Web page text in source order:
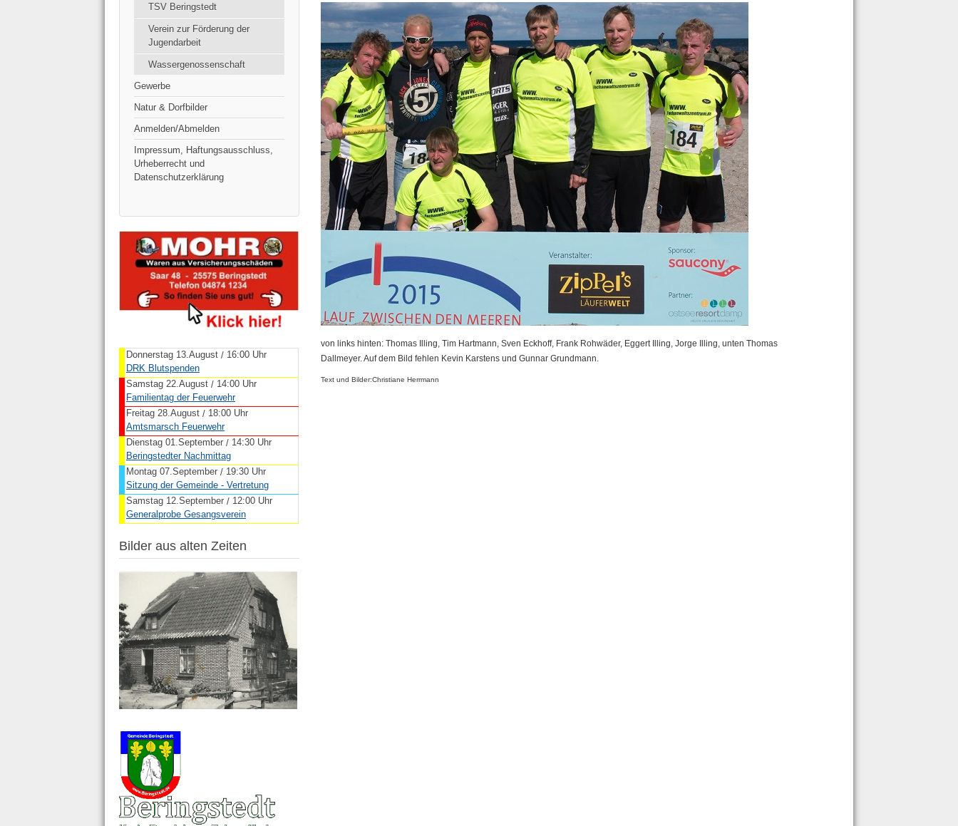
TSV Beringstedt
Verein zur Förderung der
Jugendarbeit
Wassergenossenschaft
Gewerbe
Natur & Dorfbilder
Anmelden/Abmelden
Impressum, Haftungsausschluss,
Urheberrecht und
Datenschutzerklärung
Donnerstag 13.August / 16:00 Uhr
DRK Blutspenden
Samstag 22.August / 14:00 Uhr
Familientag der Feuerwehr
Freitag 28.August / 18:00 Uhr
Amtsmarsch Feuerwehr
Dienstag 01.September / 14:30 Uhr
Beringstedter Nachmittag
Montag 07.September / 19:30 Uhr
Sitzung der Gemeinde - Vertretung
Samstag 12.September / 12:00 Uhr
Generalprobe Gesangsverein
Bilder aus alten Zeiten
von links hinten: Thomas Illing, Tim Hartmann, Sven Eckhoff, Frank Rohwäder, Eggert Illing, Jorge Illing, unten Thomas
Dallmeyer. Auf dem Bild fehlen Kevin Karstens und Gunnar Grundmann.
Text und Bilder:Christiane Herrmann